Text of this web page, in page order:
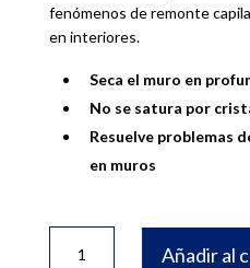
fenómenos de remonte
en interiores.
Seca el muro en
No se satura por
Resuelve problemas
en muros
Añadir al